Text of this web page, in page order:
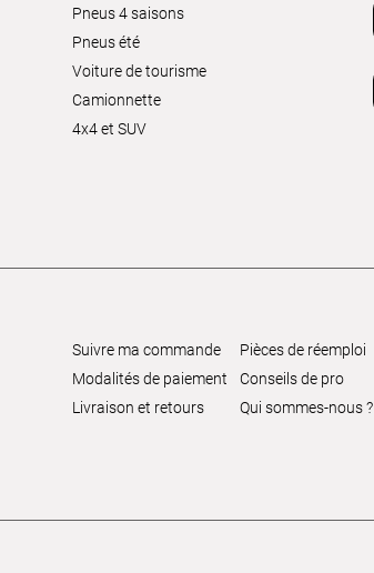
Pneus 4 saisons
Pneus été
Voiture de tourisme
Camionnette
4x4 et SUV
Suivre ma commande
Modalités de paiement
Livraison et retours
Pièces de réemploi
Conseils de pro
Qui sommes-nous ?